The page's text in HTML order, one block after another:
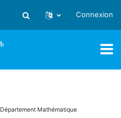
Activer/désactiver la saisie
Connexion
Département Mathématique